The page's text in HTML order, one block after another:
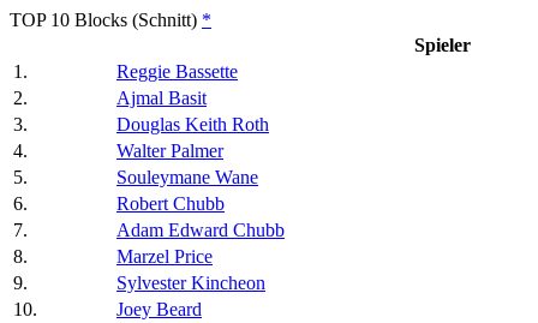
TOP 10 Blocks (Schnitt) *
Spieler
1.
Reggie Bassette
2.
Ajmal Basit
3.
Douglas Keith Roth
4.
Walter Palmer
5.
Souleymane Wane
6.
Robert Chubb
7.
Adam Edward Chubb
8.
Marzel Price
9.
Sylvester Kincheon
10.
Joey Beard